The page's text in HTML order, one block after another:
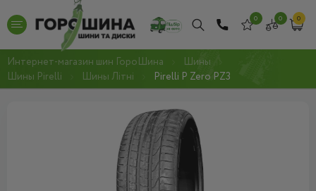
0 0 0
Интернет-магазин шин ГороШина
Шины
Шины Pirelli
Шины Літні Pirelli P Zero PZ3